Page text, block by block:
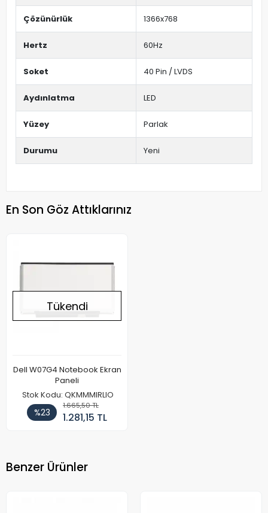
Çözünürlük 1366x768
Hertz 60Hz
Soket 40 Pin / LVDS
Aydınlatma LED
Yüzey Parlak
Durumu Yeni
En Son Göz Attıklarınız
Tükendi
Dell W07G4 Notebook Ekran
Paneli
Stok Kodu: QKMMMIRLIO
%23
1.665,50 TL
1.281,15 TL
Benzer Ürünler